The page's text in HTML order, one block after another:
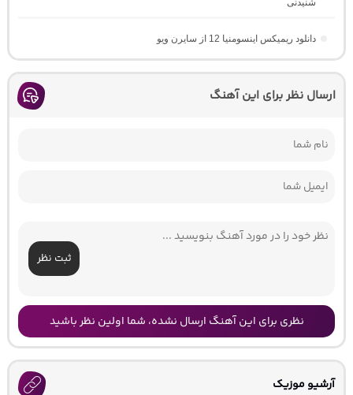
شنیدنی
دانلود ریمیکس اینسومنیا 12 از سایرن ویو
ارسال نظر برای این آهنگ
ثبت نظر
نظری برای این آهنگ ارسال نشده، شما اولین نظر باشید
آرشیو موزیک